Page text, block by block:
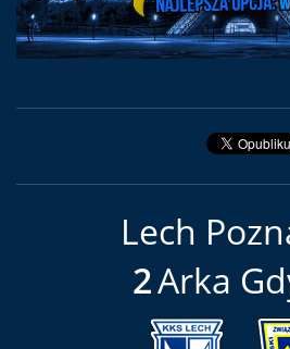
Lech
2Arka